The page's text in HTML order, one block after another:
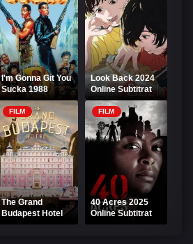
I'm Gonna Git You
Sucka 1988
Online Subtitrat
Look Back 2024
Online Subtitrat
FILM
The Grand
Budapest Hotel
2014 Online
FILM
40 Acres 2025
Online Subtitrat